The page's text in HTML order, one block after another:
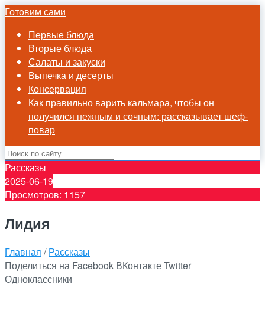
Готовим сами
Первые блюда
Вторые блюда
Салаты и закуски
Выпечка и десерты
Консервация
Как правильно варить кальмара, чтобы он
получился нежным и сочным: рассказывает шеф-
повар
Рассказы
2025-06-19
Просмотров: 1157
Лидия
Главная /Рассказы
Поделиться на Facebook ВКонтактеTwitter
Одноклассники